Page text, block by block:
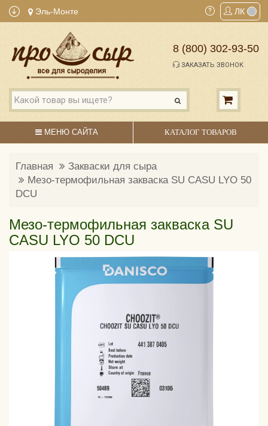
Эль-Монте ЛК
8 (800) 302-93-50
ЗАКАЗАТЬ ЗВОНОК
МЕНЮ САЙТА КАТАЛОГ ТОВАРОВ
Главная
Закваски для сыра
Мезо-термофильная закваска SU CASU LYO 50
DCU
Мезо-термофильная закваска SU
CASU LYO 50 DCU